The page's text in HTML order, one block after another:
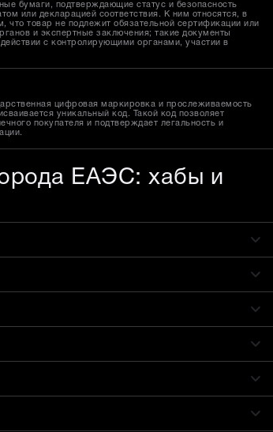
бумаги, подтверждающие статус и безопасность
или декларацией соответствия. К ним относятся, в
товар не подлежит обязательной сертификации или
и экспертные заключения; такие документы
с контролирующими органами, участии в
цифровая маркировка и прослеживаемость
уникальный код. Такой код позволяет
покупателя и подтверждает легальность и
ЕАЭС: хабы и